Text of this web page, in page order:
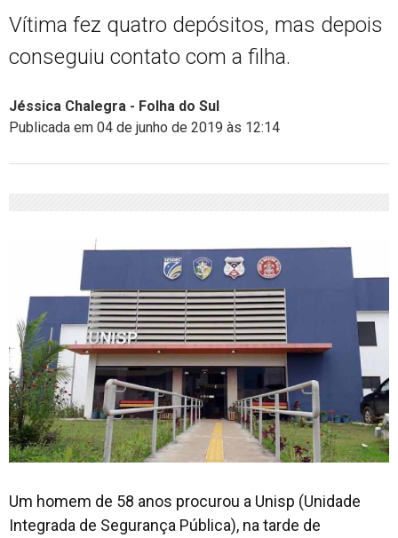
Vítima fez quatro depósitos, mas depois
conseguiu contato com a filha.
Jéssica Chalegra - Folha do Sul
Publicada em 04 de junho de 2019 às 12:14
Um homem de 58 anos procurou a Unisp (Unidade
Integrada de Segurança Pública), na tarde de